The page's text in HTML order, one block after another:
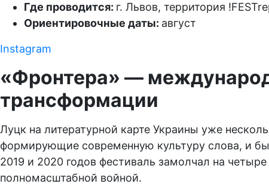
Где проводится: г. Львов, территория
Ориентировочные даты: август
Instagram
«Фронтера» —
трансформации
Луцк на литературной карте Украины уже
формирующие современную культуру слова, и
2019 и 2020 годов фестиваль замолчал на
полномасштабной войной.